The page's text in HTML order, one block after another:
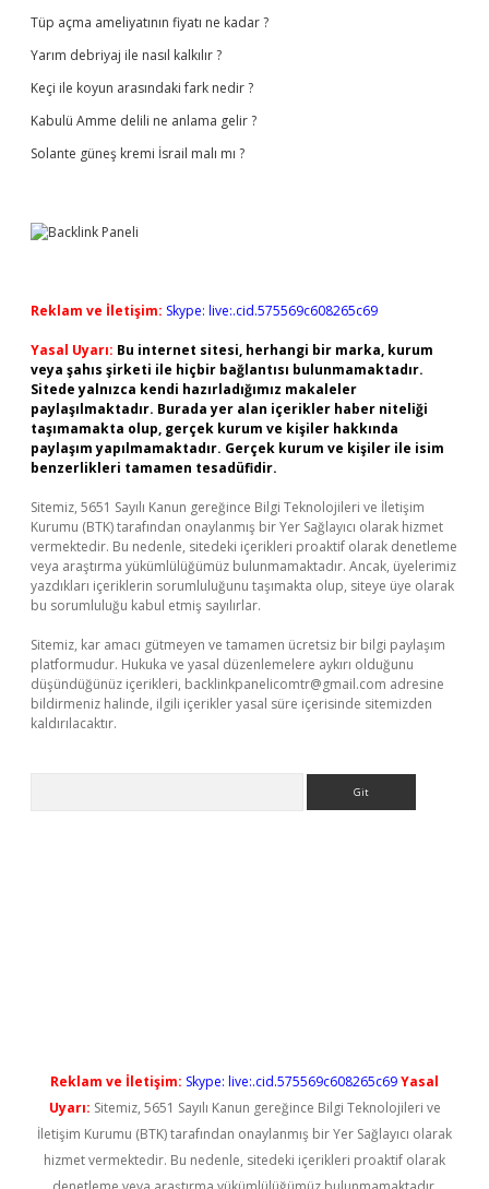
Tüp açma ameliyatının fiyatı ne kadar ?
Yarım debriyaj ile nasıl kalkılır ?
Keçi ile koyun arasındaki fark nedir ?
Kabulü Amme delili ne anlama gelir ?
Solante güneş kremi İsrail malı mı ?
Reklam ve İletişim: Skype: live:.cid.575569c608265c69
Yasal Uyarı: Bu internet sitesi, herhangi bir marka, kurum
veya şahıs şirketi ile hiçbir bağlantısı bulunmamaktadır.
Sitede yalnızca kendi hazırladığımız makaleler
paylaşılmaktadır. Burada yer alan içerikler haber niteliği
taşımamakta olup, gerçek kurum ve kişiler hakkında
paylaşım yapılmamaktadır. Gerçek kurum ve kişiler ile isim
benzerlikleri tamamen tesadüfidir.
Sitemiz, 5651 Sayılı Kanun gereğince Bilgi Teknolojileri ve İletişim
Kurumu (BTK) tarafından onaylanmış bir Yer Sağlayıcı olarak hizmet
vermektedir. Bu nedenle, sitedeki içerikleri proaktif olarak denetleme
veya araştırma yükümlülüğümüz bulunmamaktadır. Ancak, üyelerimiz
yazdıkları içeriklerin sorumluluğunu taşımakta olup, siteye üye olarak
bu sorumluluğu kabul etmiş sayılırlar.
Sitemiz, kar amacı gütmeyen ve tamamen ücretsiz bir bilgi paylaşım
platformudur. Hukuka ve yasal düzenlemelere aykırı olduğunu
düşündüğünüz içerikleri, backlinkpanelicomtr@gmail.com adresine
bildirmeniz halinde, ilgili içerikler yasal süre içerisinde sitemizden
kaldırılacaktır.
Reklam ve İletişim: Skype: live:.cid.575569c608265c69Yasal
Uyarı: Sitemiz, 5651 Sayılı Kanun gereğince Bilgi Teknolojileri ve
İletişim Kurumu (BTK) tarafından onaylanmış bir Yer Sağlayıcı olarak
hizmet vermektedir. Bu nedenle, sitedeki içerikleri proaktif olarak